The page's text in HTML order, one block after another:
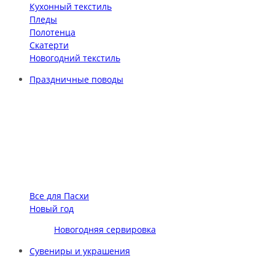
Кухонный текстиль
Пледы
Полотенца
Скатерти
Новогодний текстиль
Праздничные поводы
Все для Пасхи
Новый год
Новогодняя сервировка
Сувениры и украшения